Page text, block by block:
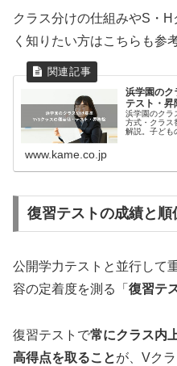
クラス分けの仕組みやS・
く知りたい方はこちらも参
浜学園のク
テスト・昇
浜学園のクラ
方式・クラス
解説。子ども
www.kame.co.jp
復習テストの成績と順
公開学力テストと並行して
容の定着度を測る「 復習テ
復習テストで常にクラス内
高得点を取ることが、Vク